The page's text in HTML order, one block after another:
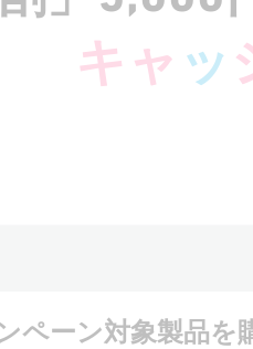
キャ ッ
ペーン対象製品を